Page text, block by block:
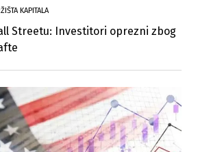
KAPITALA
Streetu: Investitori oprezni zbog